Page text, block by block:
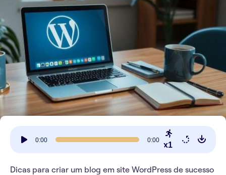
0:00 0:00
x1
Dicas para criar um blog em site WordPress de sucesso